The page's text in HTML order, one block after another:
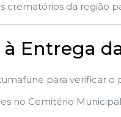
crematórios da região
Entrega
para verificar o
no Cemitério